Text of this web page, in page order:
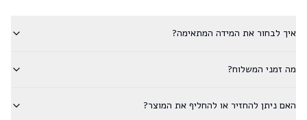
איך לבחור את המידה המתאימה?
מה זמני המשלוח?
האם ניתן להחזיר או להחליף את המוצר?